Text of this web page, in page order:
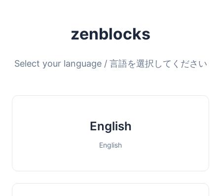
zenblocks
Select your language / 言語を選択してください
English
English